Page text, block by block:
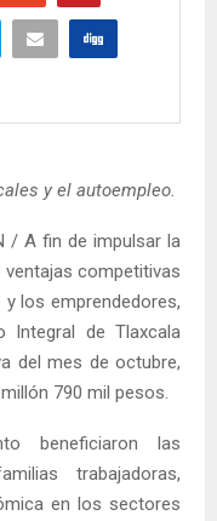
y el autoempleo.
/ A fin de impulsar la
ventajas competitivas
los emprendedores,
Integral de Tlaxcala
del mes de octubre,
790 mil pesos.
beneficiaron las
trabajadoras,
en los sectores